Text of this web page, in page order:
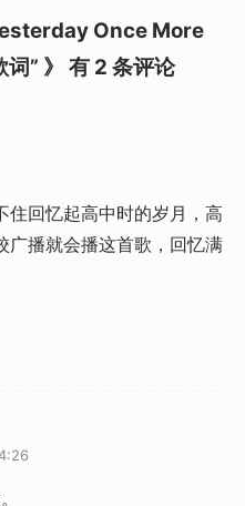
Once More
” 》 有 2 条评论
住回忆起高中时的岁月，高
广播就会播这首歌，回忆满